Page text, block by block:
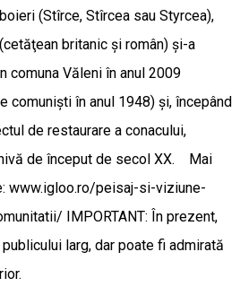
(Stîrce, Stîrcea sau Styrcea),
britanic şi român) şi-a
comuna Văleni în anul 2009
comunişti în anul 1948) şi, începând
de restaurare a conacului,
de început de secol XX. Mai
www.igloo.ro/peisaj-si-viziune-
IMPORTANT: În prezent,
larg, dar poate fi admirată